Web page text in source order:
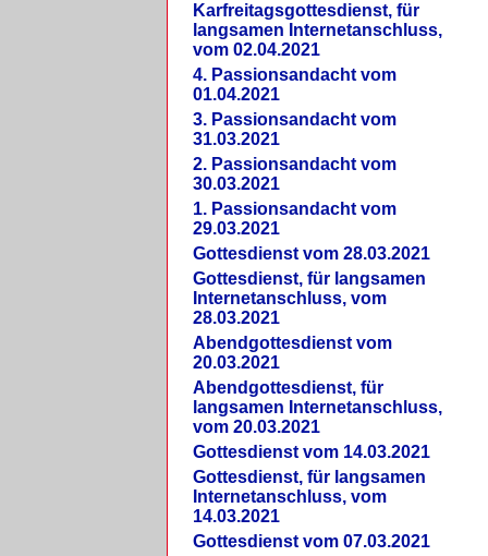
Karfreitagsgottesdienst, für
langsamen Internetanschluss,
vom 02.04.2021
4. Passionsandacht vom
01.04.2021
3. Passionsandacht vom
31.03.2021
2. Passionsandacht vom
30.03.2021
1. Passionsandacht vom
29.03.2021
Gottesdienst vom 28.03.2021
Gottesdienst, für langsamen
Internetanschluss, vom
28.03.2021
Abendgottesdienst vom
20.03.2021
Abendgottesdienst, für
langsamen Internetanschluss,
vom 20.03.2021
Gottesdienst vom 14.03.2021
Gottesdienst, für langsamen
Internetanschluss, vom
14.03.2021
Gottesdienst vom 07.03.2021